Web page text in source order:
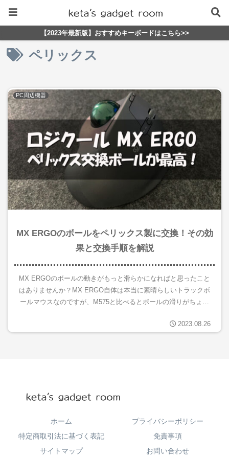
【2023年最新版】おすすめキーボードはこちら>>
ペリックス
PC周辺機器
MX ERGOのボールをペリックス製に交換！その効
果と交換手順を解説
MX ERGOのボールの動きがもっと滑らかになればと思ったこと
はありませんか？MX ERGO自体は本当に素晴らしいトラックボ
ールマウスなのですが、M575と比べるとボールの滑りがちょっ
2023.08.26
ホーム
プライバシーポリシー
特定商取引法に基づく表記
免責事項
サイトマップ
お問い合わせ